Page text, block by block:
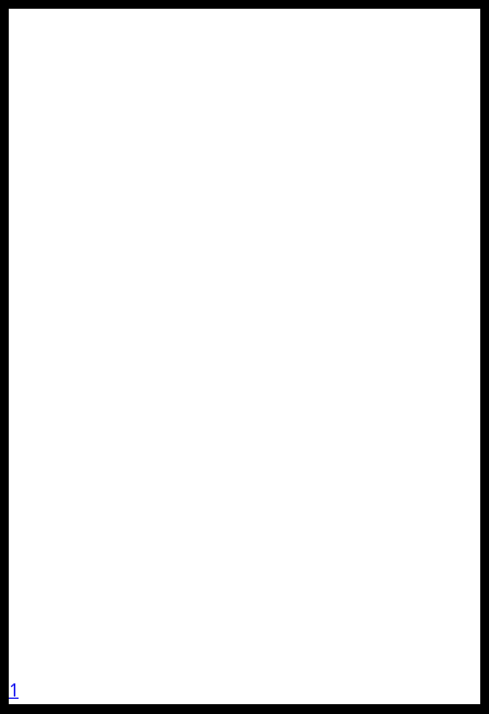
1